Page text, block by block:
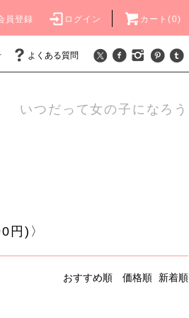
員登録 ログイン カート(0)
よくある質問
いつだって女の子になろう
円)〉
おすすめ順 価格順 新着順